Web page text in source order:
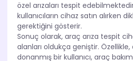
özel arızaları tespit
kullanıcıların cihaz satın alırken
gerektiğini gösterir.
Sonuç olarak, araç arıza tespit
alanları oldukça geniştir.
donanmış bir kullanıcı, araç